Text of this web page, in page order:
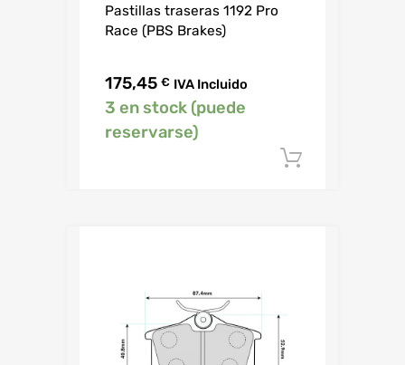
Pastillas traseras 1192 Pro
Race (PBS Brakes)
175,45 € IVA Incluido
3 en stock (puede
reservarse)